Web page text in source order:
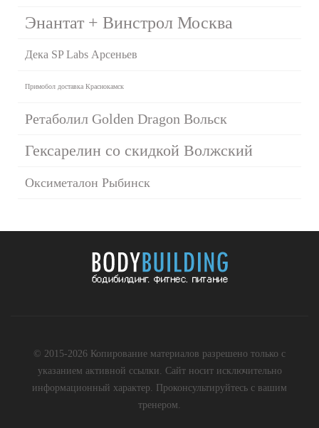
Энантат + Винстрол Москва
Дека SP Labs Арсеньев
Примобол доставка Краснокамск
Ретаболил Golden Dragon Вольск
Гексарелин со скидкой Волжский
Оксиметалон Рыбинск
© 2015-2026 Копирование материалов разрешено только с
указанием активной ссылки. Сайт носит исключительно
информационный характер. Проконсультируйтесь с вашим
тренером.